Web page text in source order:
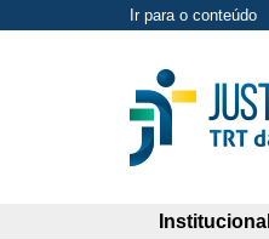
Ir para o conteúdo
Institucional